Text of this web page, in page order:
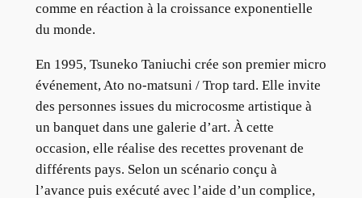
comme en réaction à la croissance exponentielle
du monde.
En 1995, Tsuneko Taniuchi crée son premier micro
événement, Ato no-matsuni / Trop tard. Elle invite
des personnes issues du microcosme artistique à
un banquet dans une galerie d’art. À cette
occasion, elle réalise des recettes provenant de
différents pays. Selon un scénario conçu à
l’avance puis exécuté avec l’aide d’un complice,